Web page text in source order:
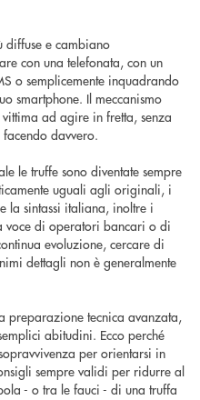
diffuse e cambiano
con una telefonata, con un
o semplicemente inquadrando
smartphone. Il meccanismo
ad agire in fretta, senza
davvero.
le truffe sono diventate sempre
uguali agli originali, i
la sintassi italiana, inoltre i
di operatori bancari o di
evoluzione, cercare di
dettagli non è generalmente
preparazione tecnica avanzata,
abitudini. Ecco perché
per orientarsi in
sempre validi per ridurre al
- o tra le fauci - di una truffa